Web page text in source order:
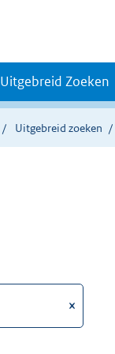
Uitgebreid Zoeken
Uitgebreid zoeken